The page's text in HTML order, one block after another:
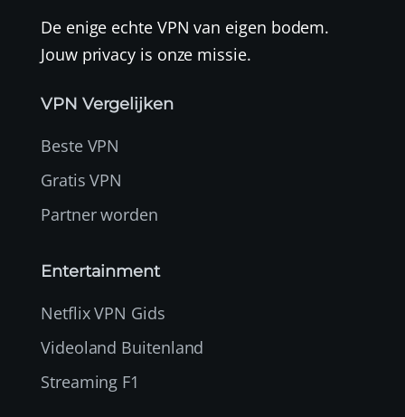
De enige echte VPN van eigen bodem.
Jouw privacy is onze missie.
VPN Vergelijken
Beste VPN
Gratis VPN
Partner worden
Entertainment
Netflix VPN Gids
Videoland Buitenland
Streaming F1